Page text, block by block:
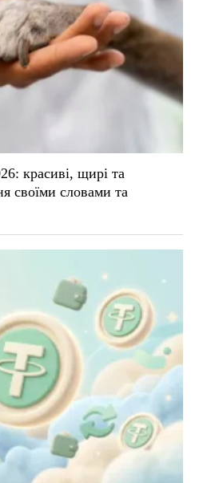
красиві, щирі та
своїми словами та